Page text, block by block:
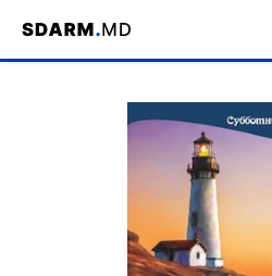
Acasa / Bibliotecă / Şcoala de